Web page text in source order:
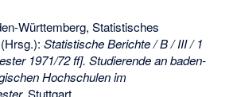
Württemberg, Statistisches
Statistische Berichte / B / III / 1
1971/72 ff]. Studierende an baden-
Hochschulen im
Stuttgart.